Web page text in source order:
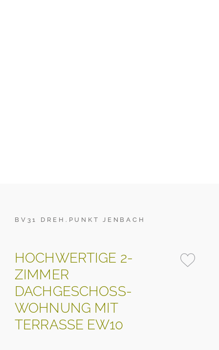
BV31 DREH.PUNKT JENBACH
HOCHWERTIGE 2-
ZIMMER
DACHGESCHOSS-
WOHNUNG MIT
TERRASSE EW10